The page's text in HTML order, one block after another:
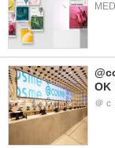
OK
＠